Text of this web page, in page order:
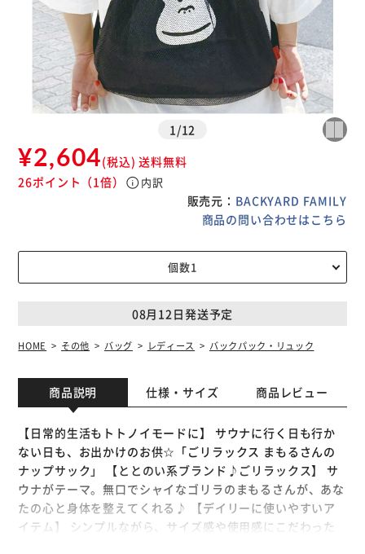
1 /12
¥2,604(税込) 送料無料
26ポイント （1倍） info内訳
販売元： BACKYARD FAMILY
商品の問い合わせはこちら
08月12日発送予定
HOME その他 バッグ レディース バックパック・リュック
商品説明 仕様・サイズ 商品レビュー
【日常的生活もトトノイモードに】 サウナに行く日も行か
ない日も、お出かけのお供☆「ごリラックス まもるさんの
ナップサック」 【ととのい系ブランド♪ごリラックス】 サ
ウナがテーマ。無口でシャイなゴリラのまもるさんが、あな
たの心と身体を整えてくれる♪ 【デイリーに使いやすいア
イテム】 シンプルながら、サイズ感や使用感にこだわった